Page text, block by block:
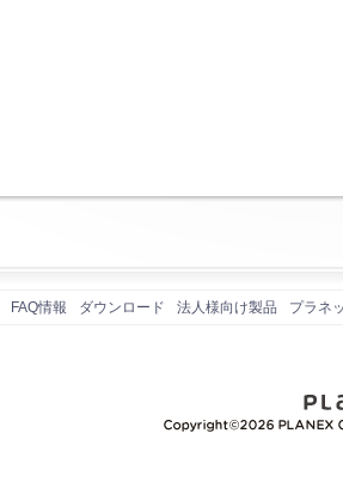
FAQ情報 ダウンロード 法人様向け製品 プラネ